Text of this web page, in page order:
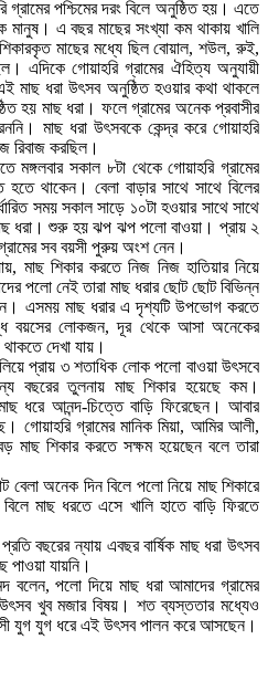
পশ্চিমের দরং বিলে অনুষ্ঠিত হয়। এতে
এ বছর মাছের সংখ্যা কম থাকায় খালি
মাছের মধ্যে ছিল বোয়াল, শউল, রুই,
এদিকে গোয়াহরি গ্রামের ঐহিত্য অনুযায়ী
মাছ ধরা উৎসব অনুষ্ঠিত হওয়ার কথা থাকলে
হয় মাছ ধরা। ফলে গ্রামের অনেক প্রবাসীর
মাছ ধরা উৎসবকে কেন্দ্র করে গোয়াহরি
রিবাজ করছিল।
সকাল ৮টা থেকে গোয়াহরি গ্রামের
থাকেন। বেলা বাড়ার সাথে সাথে বিলের
সময় সকাল সাড়ে ১০টা হওয়ার সাথে সাথে
ধরা। শুরু হয় ঝপ ঝপ পলো বাওয়া। প্রায় ২
গ্রামের সব বয়সী পুরুয় অংশ নেন।
মাছ শিকার করতে নিজ নিজ হাতিয়ার নিয়ে
পলো নেই তারা মাছ ধরার ছোট ছোট বিভিন্ন
এসময় মাছ ধরার এ দৃশ্যটি উপভোগ করতে
বয়সের লোকজন, দূর থেকে আসা অনেকের
দেখা যায়।
প্রায় ৩ শতাধিক লোক পলো বাওয়া উৎসবে
বছরের তুলনায় মাছ শিকার হয়েছে কম।
ধরে আনন্দ-চিত্তে বাড়ি ফিরেছেন। আবার
গোয়াহরি গ্রামের মানিক মিয়া, আমির আলী,
শিকার করতে সক্ষম হয়েছেন বলে তারা
অনেক দিন বিলে পলো নিয়ে মাছ শিকারে
মাছ ধরতে এসে খালি হাতে বাড়ি ফিরতে
বছরের ন্যায় এবছর বার্ষিক মাছ ধরা উৎসব
যায়নি।
বলেন, পলো দিয়ে মাছ ধরা আমাদের গ্রামের
খুব মজার বিষয়। শত ব্যস্ততার মধ্যেও
যুগ যুগ ধরে এই উৎসব পালন করে আসছেন।